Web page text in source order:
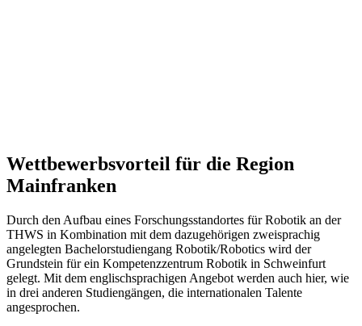
Wettbewerbsvorteil für die Region
Mainfranken
Durch den Aufbau eines Forschungsstandortes für Robotik an der
THWS in Kombination mit dem dazugehörigen zweisprachig
angelegten Bachelorstudiengang Robotik/Robotics wird der
Grundstein für ein Kompetenzzentrum Robotik in Schweinfurt
gelegt. Mit dem englischsprachigen Angebot werden auch hier, wie
in drei anderen Studiengängen, die internationalen Talente
angesprochen.